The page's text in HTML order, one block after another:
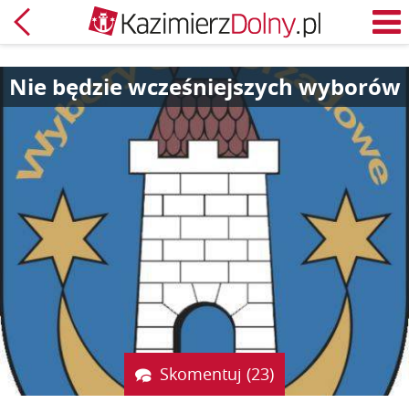
Powrót
Nie będzie wcześniejszych wyborów
Skomentuj (23)